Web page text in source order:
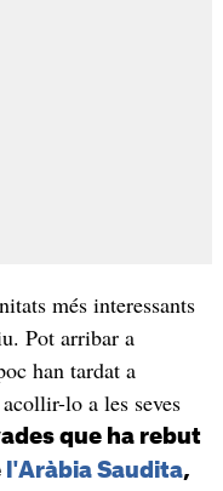
més interessants
Pot arribar a
han tardat a
lo a les seves
que ha rebut
l'Aràbia Saudita,